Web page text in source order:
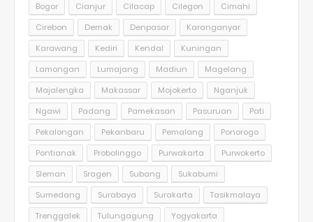
Bogor
Cianjur Cilacap Cilegon
Cimahi
Cirebon
Demak Denpasar
Karanganyar
Karawang
Kediri Kendal
Kuningan
Lamongan
Lumajang Madiun
Magelang
Majalengka
Makassar Mojokerto
Nganjuk
Ngawi
Padang Pamekasan Pasuruan
Pati
Pekalongan
Pekanbaru Pemalang
Ponorogo
Pontianak
Probolinggo Purwakarta
Purwokerto
Sleman
Sragen Subang
Sukabumi
Sumedang
Surabaya Surakarta
Tasikmalaya
Trenggalek
Tulungagung Yogyakarta